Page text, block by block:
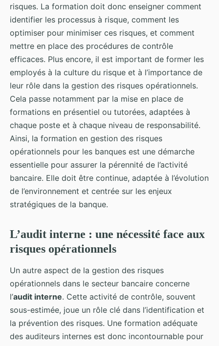
risques. La formation doit donc enseigner comment
identifier les processus à risque, comment les
optimiser pour minimiser ces risques, et comment
mettre en place des procédures de contrôle
efficaces. Plus encore, il est important de former les
employés à la culture du risque et à l’importance de
leur rôle dans la gestion des risques opérationnels.
Cela passe notamment par la mise en place de
formations en présentiel ou tutorées, adaptées à
chaque poste et à chaque niveau de responsabilité.
Ainsi, la formation en gestion des risques
opérationnels pour les banques est une démarche
essentielle pour assurer la pérennité de l’activité
bancaire. Elle doit être continue, adaptée à l’évolution
de l’environnement et centrée sur les enjeux
stratégiques de la banque.
L’audit interne : une nécessité face aux
risques opérationnels
Un autre aspect de la gestion des risques
opérationnels dans le secteur bancaire concerne
l’audit interne. Cette activité de contrôle, souvent
sous-estimée, joue un rôle clé dans l’identification et
la prévention des risques. Une formation adéquate
des auditeurs internes est donc incontournable pour